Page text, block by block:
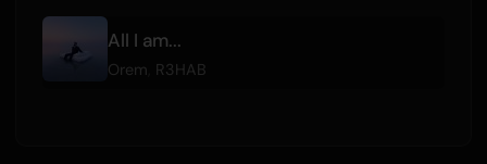
All I am...
Orem R3HAB